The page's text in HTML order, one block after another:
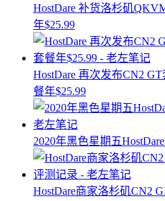
HostDare 补货洛杉矶
年$25.99
HostDare 再次发布CN2
餐年$25.99
2020年黑色星期五
HostDare商家洛杉矶CN2